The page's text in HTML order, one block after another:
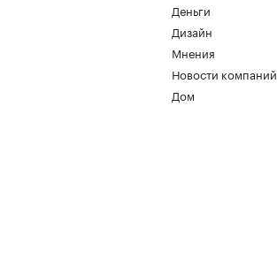
Деньги
Дизайн
Мнения
Новости компаний
Дом